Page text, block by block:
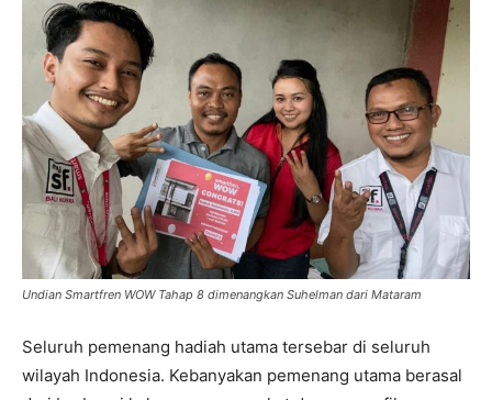
Undian Smartfren WOW Tahap 8 dimenangkan Suhelman dari Mataram
Seluruh pemenang hadiah utama tersebar di seluruh
wilayah Indonesia. Kebanyakan pemenang utama berasal